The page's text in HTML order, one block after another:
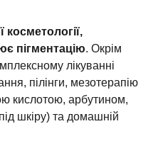
пігментацію. Окрім
лікуванні
пілінги, мезотерапію
кислотою, арбутином,
шкіру) та домашній